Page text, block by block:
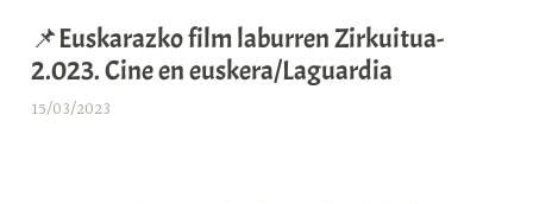
📌Euskarazko film laburren Zirkuitua-
2.023. Cine en euskera/Laguardia
15/03/2023